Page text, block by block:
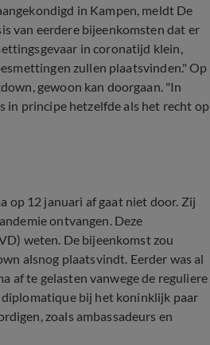
in Kampen, meldt De
van eerdere bijeenkomsten dat er
in coronatijd klein,
zullen plaatsvinden." Op
gewoon kan doorgaan. "In
in principe hetzelfde als het recht op
op 12 januari af gaat niet door. Zij
ontvangen. Deze
weten. De bijeenkomst zou
alsnog plaatsvindt. Eerder was al
af te gelasten vanwege de reguliere
diplomatique bij het koninklijk paar
zoals ambassadeurs en